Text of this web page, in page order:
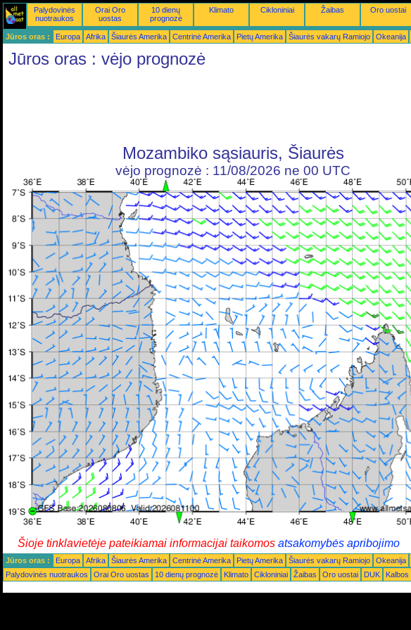
Palydovinės
nuotraukos
Orai Oro
uostas
10 dienų
prognozė
Klimato Cikloniniai Žaibas Oro uostai
Jūros oras : Europa Afrika Šiaurės Amerika Centrinė Amerika Pietų Amerika Šiaurės vakarų Ramiojo Okeanija
Jūros oras : vėjo prognozė
Mozambiko sąsiauris, Šiaurės
vėjo prognozė : 11/08/2026 ne 00 UTC
Šioje tinklavietėje pateikiamai informacijai taikomos atsakomybės apribojimo
Jūros oras : Europa Afrika Šiaurės Amerika Centrinė Amerika Pietų Amerika Šiaurės vakarų Ramiojo Okeanija
Palydovinės nuotraukos
Orai Oro uostas 10 dienų prognozė Klimato Cikloniniai Žaibas Oro uostai DUK Kalbos